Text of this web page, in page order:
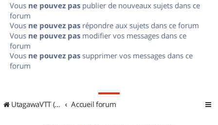
Vous ne pouvez pas publier de nouveaux sujets dans ce
forum
Vous ne pouvez pas répondre aux sujets dans ce forum
Vous ne pouvez pas modifier vos messages dans ce
forum
Vous ne pouvez pas supprimer vos messages dans ce
forum
UtagawaVTT (Randos VTT et VTTAE avec traces GPS) Accueil forum